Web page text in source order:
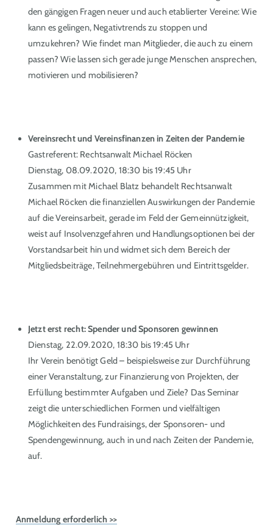
den gängigen Fragen neuer und auch etablierter Vereine: Wie
kann es gelingen, Negativtrends zu stoppen und
umzukehren? Wie findet man Mitglieder, die auch zu einem
passen? Wie lassen sich gerade junge Menschen ansprechen,
motivieren und mobilisieren?
Vereinsrecht und Vereinsfinanzen in Zeiten der Pandemie
Gastreferent: Rechtsanwalt Michael Röcken
Dienstag, 08.09.2020, 18:30 bis 19:45 Uhr
Zusammen mit Michael Blatz behandelt Rechtsanwalt
Michael Röcken die finanziellen Auswirkungen der Pandemie
auf die Vereinsarbeit, gerade im Feld der Gemeinnützigkeit,
weist auf Insolvenzgefahren und Handlungsoptionen bei der
Vorstandsarbeit hin und widmet sich dem Bereich der
Mitgliedsbeiträge, Teilnehmergebühren und Eintrittsgelder.
Jetzt erst recht: Spender und Sponsoren gewinnen
Dienstag, 22.09.2020, 18:30 bis 19:45 Uhr
Ihr Verein benötigt Geld – beispielsweise zur Durchführung
einer Veranstaltung, zur Finanzierung von Projekten, der
Erfüllung bestimmter Aufgaben und Ziele? Das Seminar
zeigt die unterschiedlichen Formen und vielfältigen
Möglichkeiten des Fundraisings, der Sponsoren- und
Spendengewinnung, auch in und nach Zeiten der Pandemie,
auf.
Anmeldung erforderlich >>